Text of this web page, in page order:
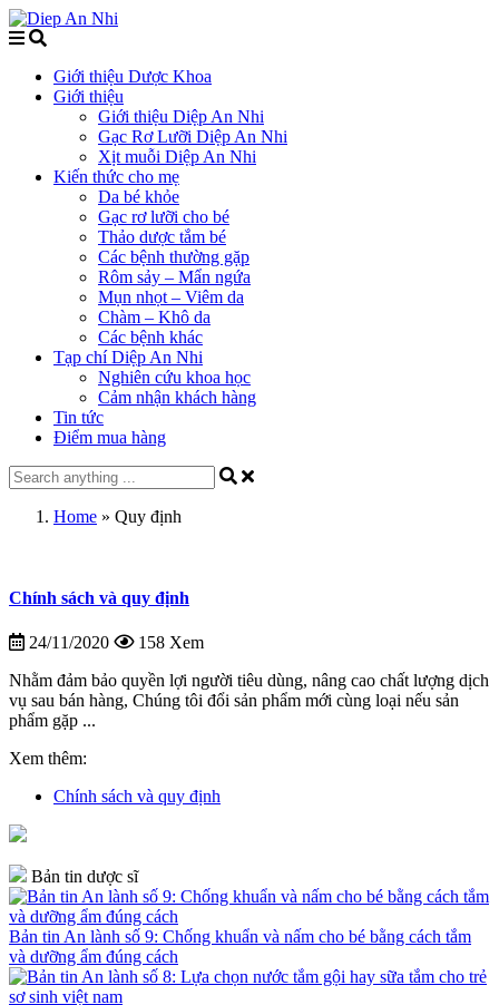
Giới thiệu Dược Khoa
Giới thiệu
Giới thiệu Diệp An Nhi
Gạc Rơ Lưỡi Diệp An Nhi
Xịt muỗi Diệp An Nhi
Kiến thức cho mẹ
Da bé khỏe
Gạc rơ lưỡi cho bé
Thảo dược tắm bé
Các bệnh thường gặp
Rôm sảy – Mẩn ngứa
Mụn nhọt – Viêm da
Chàm – Khô da
Các bệnh khác
Tạp chí Diệp An Nhi
Nghiên cứu khoa học
Cảm nhận khách hàng
Tin tức
Điểm mua hàng
Home » Quy định
Chính sách và quy định
24/11/2020 158 Xem
Nhằm đảm bảo quyền lợi người tiêu dùng, nâng cao chất lượng dịch
vụ sau bán hàng, Chúng tôi đổi sản phẩm mới cùng loại nếu sản
phẩm gặp ...
Xem thêm:
Chính sách và quy định
Bản tin dược sĩ
Bản tin An lành số 9: Chống khuẩn và nấm cho bé bằng cách tắm
và dưỡng ẩm đúng cách